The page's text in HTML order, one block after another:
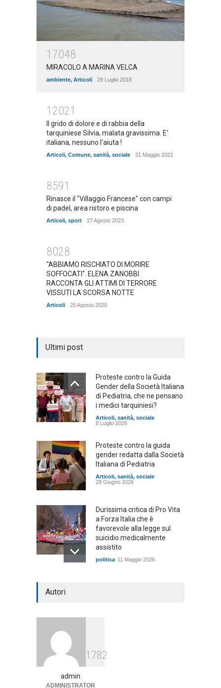
17048
MIRACOLO A MARINA VELCA
ambiente, Articoli 28 Luglio 2018
12021
Il grido di dolore e di rabbia della
tarquiniese Silvia, malata gravissima. E'
italiana, nessuno l'aiuta !
Articoli, Comune, sanità, sociale 31 Maggio 2021
8591
Rinasce il "Villaggio Francese" con campi
di padel, area ristoro e piscina
Articoli, sport 27 Agosto 2023
8028
"ABBIAMO RISCHIATO DI MORIRE
SOFFOCATI". ELENA ZANOBBI
RACCONTA GLI ATTIMI DI TERRORE
VISSUTI LA SCORSA NOTTE
Articoli 25 Agosto 2020
Ultimi post
Proteste contro la Guida
Gender della Società Italiana
di Pediatria, che ne pensano
i medici tarquiniesi?
Articoli, sanità, sociale
8 Luglio 2026
Proteste contro la guida
gender redatta dalla Società
Italiana di Pediatria
Articoli, sanità, sociale
28 Giugno 2026
Durissima critica di Pro Vita
a Forza Italia che è
favorevole alla legge sul
suicidio medicalmente
assistito
politica 11 Maggio 2026
Autori
1782
admin
ADMINISTRATOR